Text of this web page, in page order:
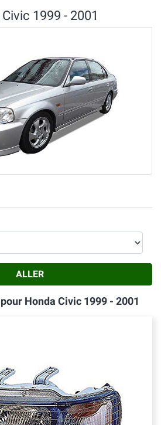
1999 - 2001
ALLER
Honda Civic 1999 - 2001